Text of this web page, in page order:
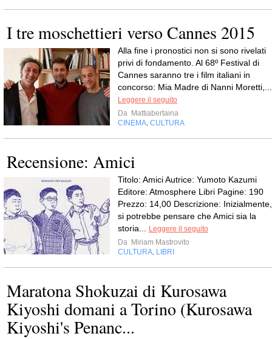
I tre moschettieri verso Cannes 2015
Alla fine i pronostici non si sono rivelati
privi di fondamento. Al 68º Festival di
Cannes saranno tre i film italiani in
concorso: Mia Madre di Nanni Moretti,...
Leggere il seguito
Da Mattiabertaina
CINEMA CULTURA
Recensione: Amici
Titolo: Amici Autrice: Yumoto Kazumi
Editore: Atmosphere Libri Pagine: 190
Prezzo: 14,00 Descrizione: Inizialmente,
si potrebbe pensare che Amici sia la
storia...
Leggere il seguito
Da Miriam Mastrovito
CULTURA LIBRI
Maratona Shokuzai di Kurosawa
Kiyoshi domani a Torino (Kurosawa
Kiyoshi's Penanc...